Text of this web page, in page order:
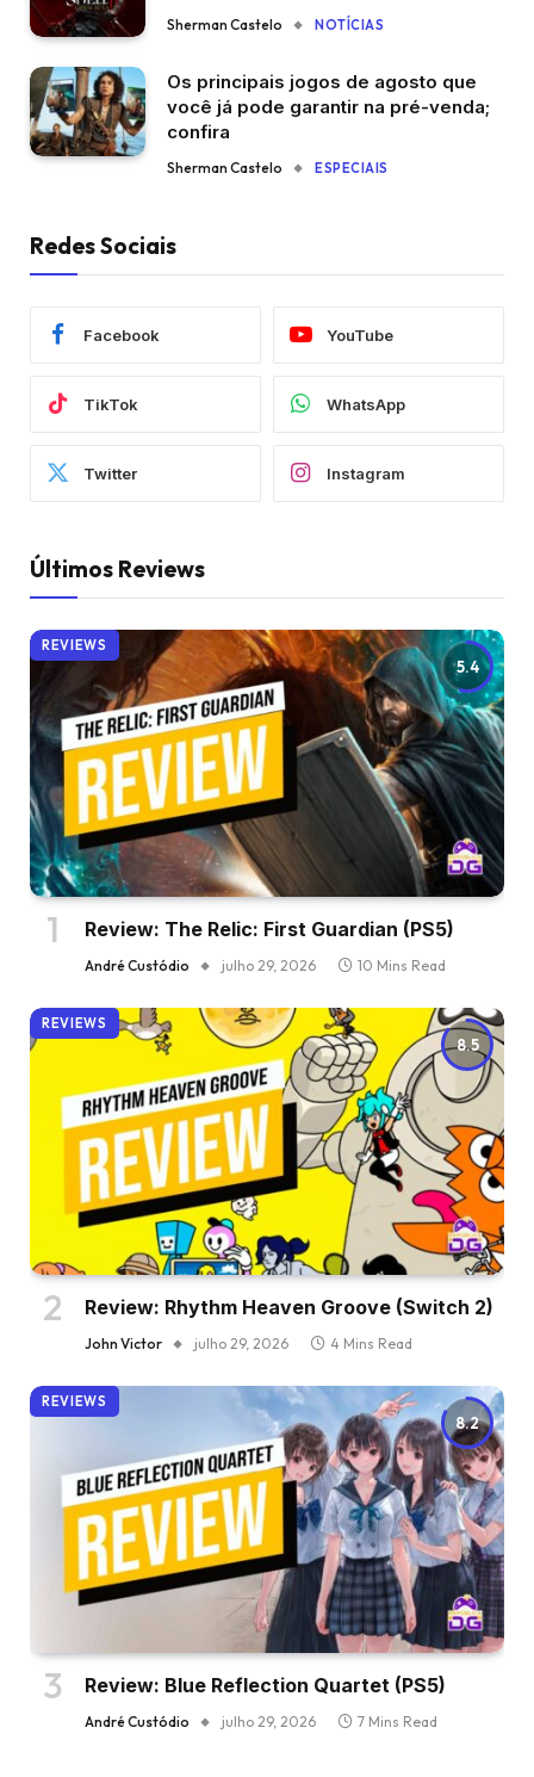
Sherman Castelo NOTÍCIAS
Os principais jogos de agosto que
você já pode garantir na pré-venda;
confira
Sherman Castelo ESPECIAIS
Redes Sociais
Facebook YouTube
TikTok WhatsApp
Twitter Instagram
Últimos Reviews
5.4
REVIEWS
Review: The Relic: First Guardian (PS5)
André Custódio julho 29, 2026 10 Mins Read
8.5
REVIEWS
Review: Rhythm Heaven Groove (Switch 2)
John Victor julho 29, 2026 4 Mins Read
8.2
REVIEWS
Review: Blue Reflection Quartet (PS5)
André Custódio julho 29, 2026 7 Mins Read